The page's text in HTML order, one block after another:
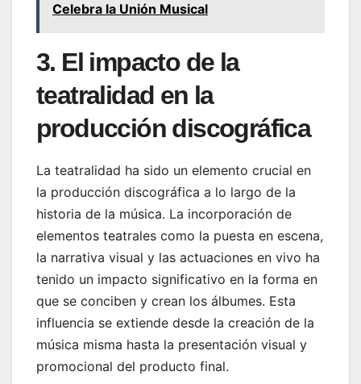
Celebra la Unión Musical
3. El impacto de la
teatralidad en la
producción discográfica
La teatralidad ha sido un elemento crucial en
la producción discográfica a lo largo de la
historia de la música. La incorporación de
elementos teatrales como la puesta en escena,
la narrativa visual y las actuaciones en vivo ha
tenido un impacto significativo en la forma en
que se conciben y crean los álbumes. Esta
influencia se extiende desde la creación de la
música misma hasta la presentación visual y
promocional del producto final.